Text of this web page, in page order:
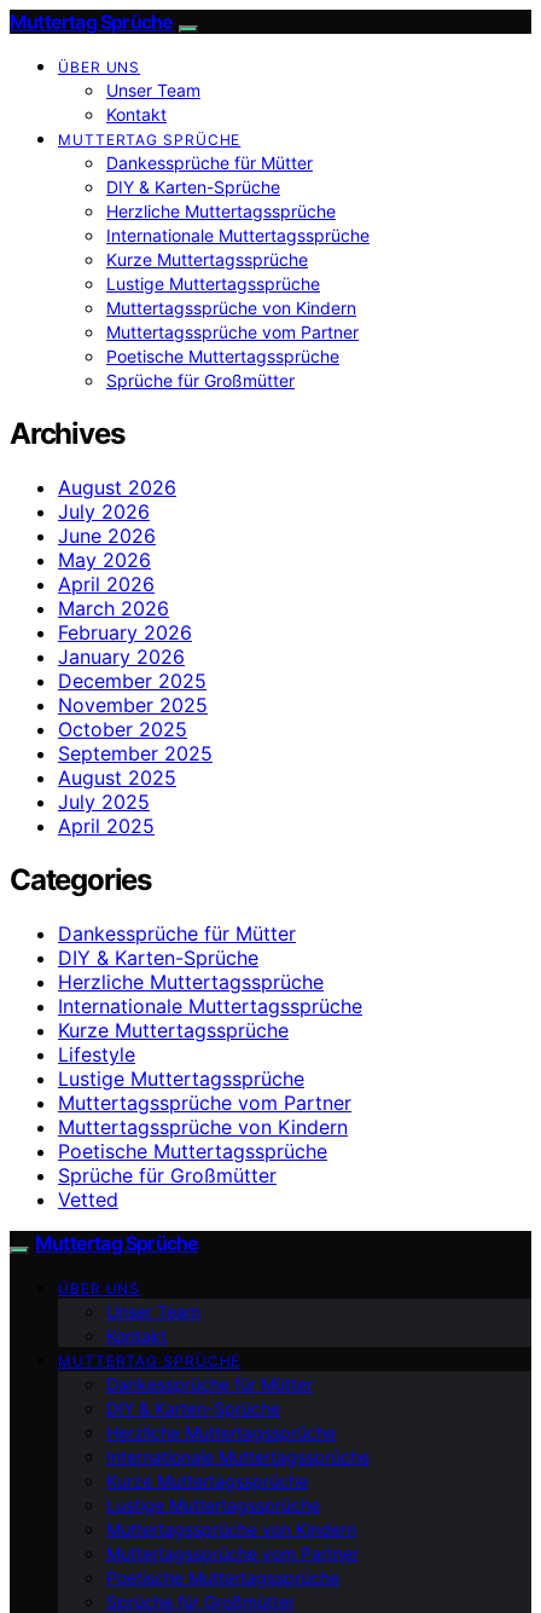
Muttertag Sprüche
ÜBER UNS
Unser Team
Kontakt
MUTTERTAG SPRÜCHE
Dankessprüche für Mütter
DIY & Karten-Sprüche
Herzliche Muttertagssprüche
Internationale Muttertagssprüche
Kurze Muttertagssprüche
Lustige Muttertagssprüche
Muttertagssprüche von Kindern
Muttertagssprüche vom Partner
Poetische Muttertagssprüche
Sprüche für Großmütter
Archives
August 2026
July 2026
June 2026
May 2026
April 2026
March 2026
February 2026
January 2026
December 2025
November 2025
October 2025
September 2025
August 2025
July 2025
April 2025
Categories
Dankessprüche für Mütter
DIY & Karten-Sprüche
Herzliche Muttertagssprüche
Internationale Muttertagssprüche
Kurze Muttertagssprüche
Lifestyle
Lustige Muttertagssprüche
Muttertagssprüche vom Partner
Muttertagssprüche von Kindern
Poetische Muttertagssprüche
Sprüche für Großmütter
Vetted
Muttertag Sprüche
ÜBER UNS
Unser Team
Kontakt
MUTTERTAG SPRÜCHE
Dankessprüche für Mütter
DIY & Karten-Sprüche
Herzliche Muttertagssprüche
Internationale Muttertagssprüche
Kurze Muttertagssprüche
Lustige Muttertagssprüche
Muttertagssprüche von Kindern
Muttertagssprüche vom Partner
Poetische Muttertagssprüche
Sprüche für Großmütter